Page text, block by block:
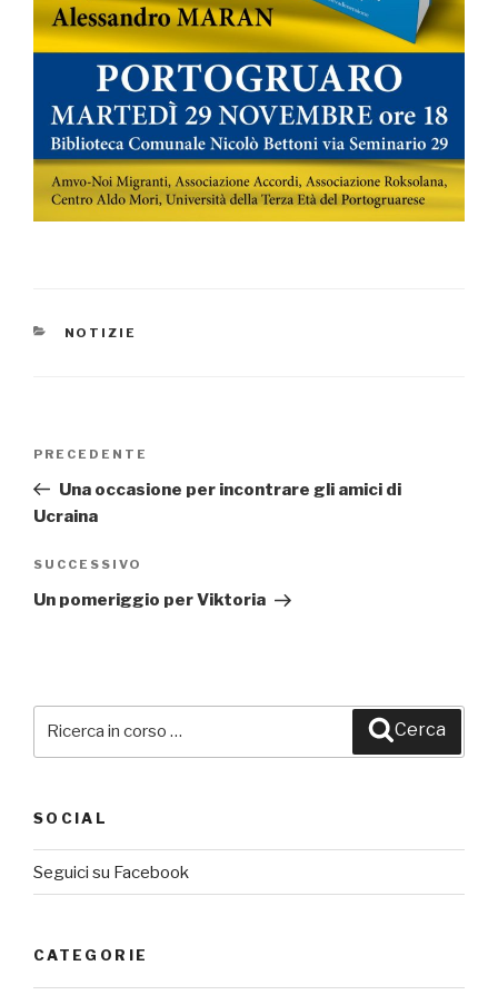
CATEGORIE
NOTIZIE
Articolo
precedente:
PRECEDENTE
Una occasione per incontrare gli amici di
Ucraina
Articolo
successivo
SUCCESSIVO
Un pomeriggio per Viktoria
Cerca
SOCIAL
Seguici su Facebook
CATEGORIE